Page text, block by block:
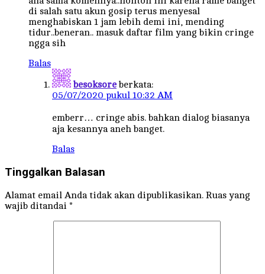
di salah satu akun gosip terus menyesal
menghabiskan 1 jam lebih demi ini, mending
tidur..beneran.. masuk daftar film yang bikin cringe
ngga sih
Balas
besoksore berkata:
05/07/2020 pukul 10:32 AM
emberr… cringe abis. bahkan dialog biasanya
aja kesannya aneh banget.
Balas
Tinggalkan Balasan
Alamat email Anda tidak akan dipublikasikan. Ruas yang
wajib ditandai *